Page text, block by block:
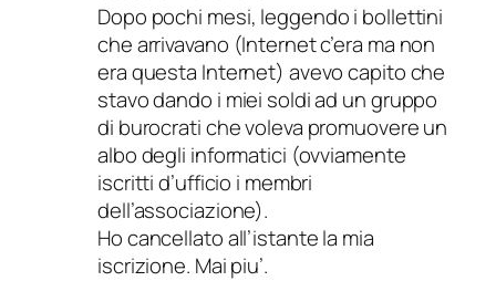
Dopo pochi mesi, leggendo i bollettini
che arrivavano (Internet c’era ma non
era questa Internet) avevo capito che
stavo dando i miei soldi ad un gruppo
di burocrati che voleva promuovere un
albo degli informatici (ovviamente
iscritti d’ufficio i membri
dell’associazione).
Ho cancellato all’istante la mia
iscrizione. Mai piu’.